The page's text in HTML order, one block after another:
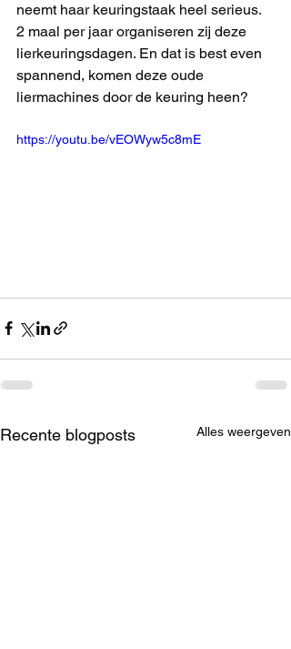
neemt haar keuringstaak heel serieus.
2 maal per jaar organiseren zij deze
lierkeuringsdagen. En dat is best even
spannend, komen deze oude
liermachines door de keuring heen?
https://youtu.be/vEOWyw5c8mE
Recente blogposts Alles weergeven